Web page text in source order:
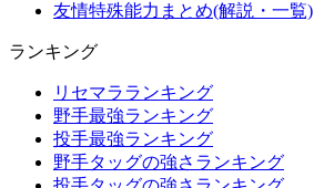
友情特殊能力まとめ(解説・一覧)
ランキング
リセマラランキング
野手最強ランキング
投手最強ランキング
野手タッグの強さランキング